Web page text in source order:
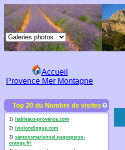
Accueil
Provence Mer Montagne
Top 20 du Nombre de visites
1) /tableaux-provence.com
2) /violondingue.com
3) santonsmarienoel.pagesperso-
orange.fr/